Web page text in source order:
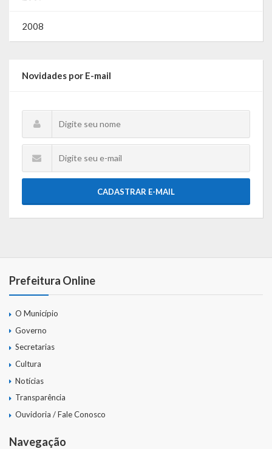
Acesso a Informação – SIC
Formulário de Pedido de Informações
Formulário de Recurso
Relatório Anual de Solicitações – SIC
Servidor
Gestão Saúde – GOVBR
Webmail
2008
Novidades por E-mail
CADASTRAR E-MAIL
Prefeitura Online
O Município
Governo
Secretarias
Cultura
Notícias
Transparência
Ouvidoria / Fale Conosco
Navegação